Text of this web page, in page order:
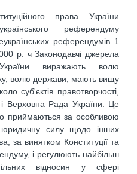
права України
референдуму
референдумів 1
р. ч Законодавчі джерела
виражають волю
волю держави, мають вищу
суб'єктів правотворчості,
Верховна Рада України. Це
приймаються за особливою
силу щодо інших
за винятком Конституції та
і регулюють найбільш
відносин у сфері